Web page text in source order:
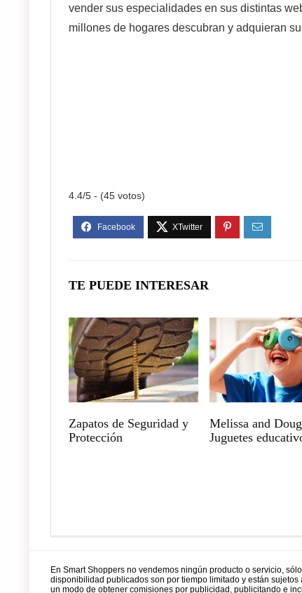
vender sus especialidades en sus distintas
millones de hogares descubran y adquieran
4.4/5 - (45 votos)
TE PUEDE INTERESAR
Zapatos de Seguridad y
Protección
Melissa and
Juguetes
En Smart Shoppers no vendemos ningún producto o servicio,
disponibilidad publicados son por tiempo limitado y están
un modo de obtener comisiones por publicidad, publicitando e